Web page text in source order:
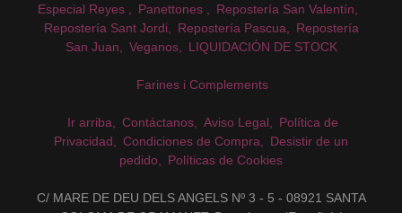
Especial Reyes
Panettones
Repostería San Valentín
Repostería Sant Jordi
Repostería Pascua
Repostería
San Juan
Veganos LIQUIDACIÓN DE STOCK
Farines i Complements
Ir arriba Contáctanos Aviso Legal
Política de
Privacidad
Condiciones de Compra
Desistir de un
pedido
Políticas de Cookies
C/ MARE DE DEU DELS ANGELS Nº 3 - 5 - 08921 SANTA